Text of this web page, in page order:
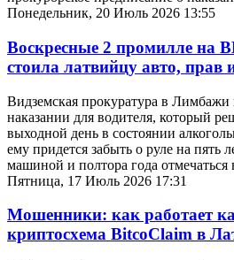
Понедельник, 20 Июль 2026 13:55
Воскресные 2 промилле на
стоила латвийцу авто, прав
Видземская прокуратура в Лимбажи
наказании для водителя, который
выходной день в состоянии
ему придется забыть о руле на пять
машиной и полтора года
Пятница, 17 Июль 2026 17:31
Мошенники: как работает
криптосхема BitcoClaim в